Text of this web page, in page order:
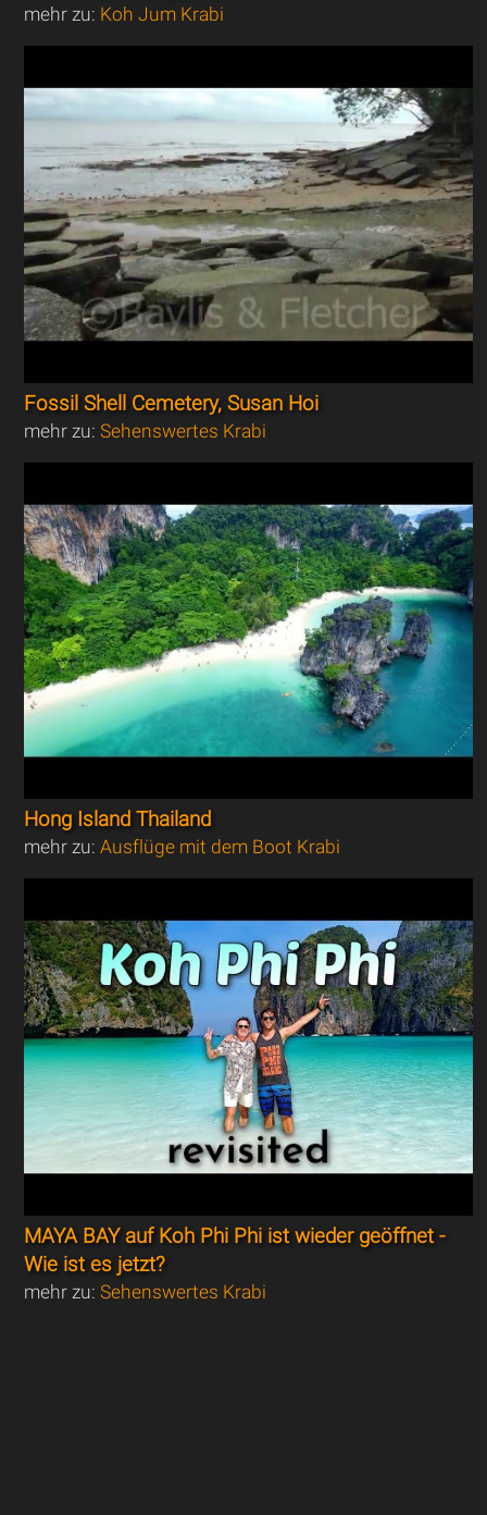
mehr zu: Koh Jum Krabi
Fossil Shell Cemetery, Susan Hoi
mehr zu:Sehenswertes Krabi
Hong Island Thailand
mehr zu:Ausflüge mit dem Boot Krabi
MAYA BAY auf Koh Phi Phi ist wieder geöffnet -
Wie ist es jetzt?
mehr zu:Sehenswertes Krabi